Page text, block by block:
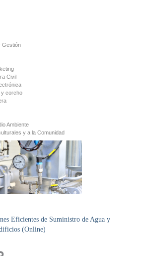
Gestión
Civil
y corcho
Ambiente
y a la Comunidad
Eficientes de Suministro de Agua y
(Online)